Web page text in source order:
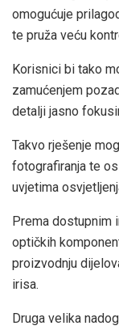
omogućuje
te pruža veću
Korisnici bi tako
zamućenjem
detalji jasno
Takvo rješenje
fotografiranja te
uvjetima
Prema dostupnim
optičkih
proizvodnju
irisa.
Druga velika